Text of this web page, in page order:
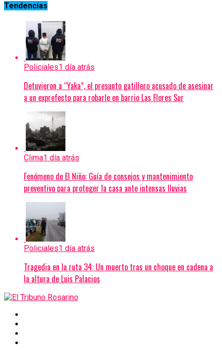
Tendencias
Policiales1 día atrás
Detuvieron a “Yaka”, el presunto gatillero acusado de asesinar
a un exprefecto para robarle en barrio Las Flores Sur
Clima1 día atrás
Fenómeno de El Niño: Guía de consejos y mantenimiento
preventivo para proteger la casa ante intensas lluvias
Policiales1 día atrás
Tragedia en la ruta 34: Un muerto tras un choque en cadena a
la altura de Luis Palacios